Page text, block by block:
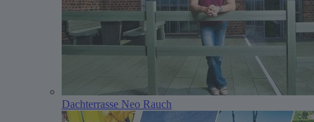
Dachterrasse Neo Rauch